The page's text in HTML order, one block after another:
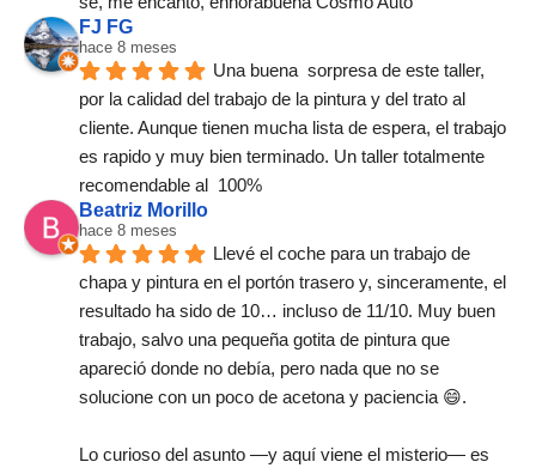
FJ FG
hace 8 meses
Una buena  sorpresa de este taller,
por la calidad del trabajo de la pintura y del trato al
cliente. Aunque tienen mucha lista de espera, el trabajo
es rapido y muy bien terminado. Un taller totalmente
recomendable al  100%
Beatriz Morillo
hace 8 meses
Llevé el coche para un trabajo de
chapa y pintura en el portón trasero y, sinceramente, el
resultado ha sido de 10… incluso de 11/10. Muy buen
trabajo, salvo una pequeña gotita de pintura que
apareció donde no debía, pero nada que no se
solucione con un poco de acetona y paciencia 😄.
Lo curioso del asunto —y aquí viene el misterio— es